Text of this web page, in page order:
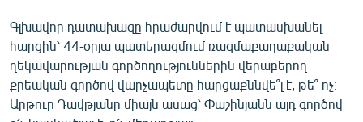
ՏԵՍԱՆՅՈՒԹԵՐ
ԲԱՆԱՎԵՃ
ՁԳՏԵԼՈՎ ԼԱՎԱԳՈՒՅՆԻՆ
ՓՈԴՔԱՍԹ
Գլխավոր դատախազը հրաժարվում է պատասխանել
հարցին՝ 44-օրյա պատերազմում ռազմաքաղաքական
ղեկավարության գործողություններին վերաբերող
քրեական գործով վարչապետը հարցաքննվե՞լ է, թե՞ ոչ։
Արթուր Դավթյանը միայն ասաց՝ Փաշինյանն այդ գործով